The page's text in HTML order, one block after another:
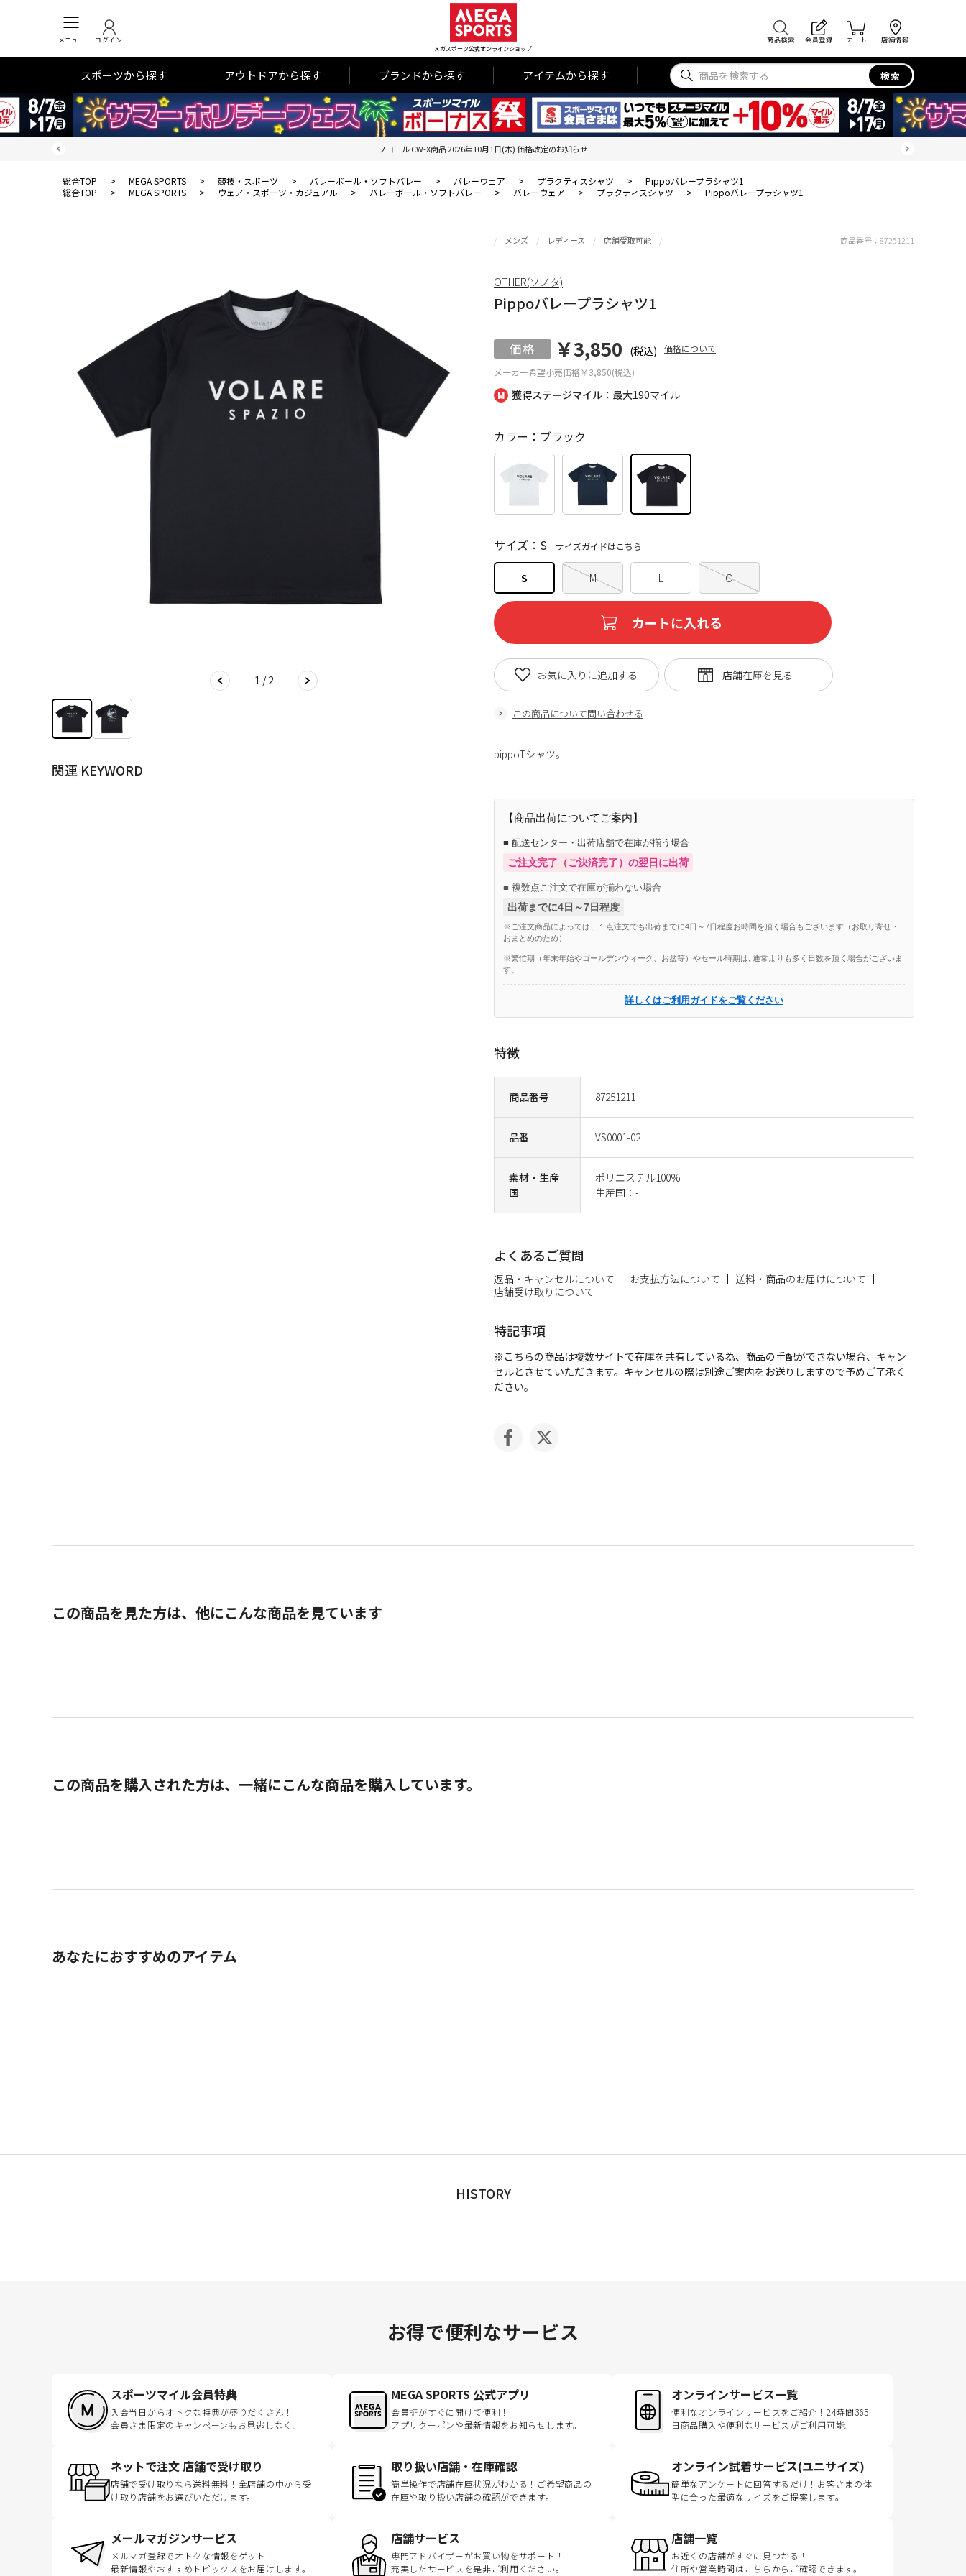
メニュー ログイン
メガスポーツ公式オンラインショップ
商品検索 会員登録 カート 店舗情報
スポーツから探す アウトドアから探す ブランドから探す アイテムから探す 検索
ワコール CW-X商品 2026年10月1日(木) 価格改定のお知らせ
総合TOP > MEGA SPORTS > 競技・スポーツ > バレーボール・ソフトバレー > バレーウェア > プラクティスシャツ >
Pippoバレープラシャツ1
総合TOP
> MEGA SPORTS > ウェア・スポーツ・カジュアル > バレーボール・ソフトバレー > バレーウェア > プラクティスシャツ > Pippoバレープラシャツ1
1 / 2
関連 KEYWORD
獲得ステージマイル：最大190マイル
メンズ レディース 店舗受取可能
Pippoバレープラシャツ1
メーカー希望小売価格￥3,850(税込)
￥3,850 (税込) 価格について
商品番号 87251211
品番 VS0001-02
素材・生産
国
ポリエステル100%
生産国：-
カラー：ブラック
S M L O
サイズ：S サイズガイドはこちら
カートに入れる
この商品について問い合わせる
お気に入りに追加する
商品番号： 87251211
OTHER(ソノタ)
pippoTシャツ。
【商品出荷についてご案内】
■ 配送センター・出荷店舗で在庫が揃う場合
ご注文完了（ご決済完了）の翌日に出荷
■ 複数点ご注文で在庫が揃わない場合
出荷までに4日～7日程度
※ご注文商品によっては、１点注文でも出荷までに4日～7日程度お時間を頂く場合もございます（お取り寄せ・
おまとめのため）
※繁忙期（年末年始やゴールデンウィーク、お盆等）やセール時期は, 通常よりも多く日数を頂く場合がございま
す。
詳しくはご利用ガイドをご覧ください
特徴
よくあるご質問
返品・キャンセルについて お支払方法について
送料・商品のお届けについて
店舗受け取りについて
特記事項
※こちらの商品は複数サイトで在庫を共有している為、商品の手配ができない場合、キャン
セルとさせていただきます。キャンセルの際は別途ご案内をお送りしますので予めご了承く
ださい。
この商品を見た方は、他にこんな商品を見ています
この商品を購入された方は、一緒にこんな商品を購入しています。
あなたにおすすめのアイテム
HISTORY
お得で便利なサービス
スポーツマイル会員特典
入会当日からオトクな特典が盛りだくさん！
会員さま限定のキャンペーンもお見逃しなく。
MEGA SPORTS 公式アプリ
会員証がすぐに開けて便利！
アプリクーポンや最新情報をお知らせします。
オンラインサービス一覧
便利なオンラインサービスをご紹介！24時間365
日商品購入や便利なサービスがご利用可能。
ネットで注文 店舗で受け取り
店舗で受け取りなら送料無料！全店舗の中から受
け取り店舗をお選びいただけます。
取り扱い店舗・在庫確認
簡単操作で店舗在庫状況がわかる！ご希望商品の
在庫や取り扱い店舗の確認ができます。
オンライン試着サービス(ユニサイズ)
簡単なアンケートに回答するだけ！お客さまの体
型に合った最適なサイズをご提案します。
メールマガジンサービス
メルマガ登録でオトクな情報をゲット！
最新情報やおすすめトピックスをお届けします。
店舗サービス
専門アドバイザーがお買い物をサポート！
充実したサービスを是非ご利用ください。
店舗一覧
お近くの店舗がすぐに見つかる！
住所や営業時間はこちらからご確認できます。